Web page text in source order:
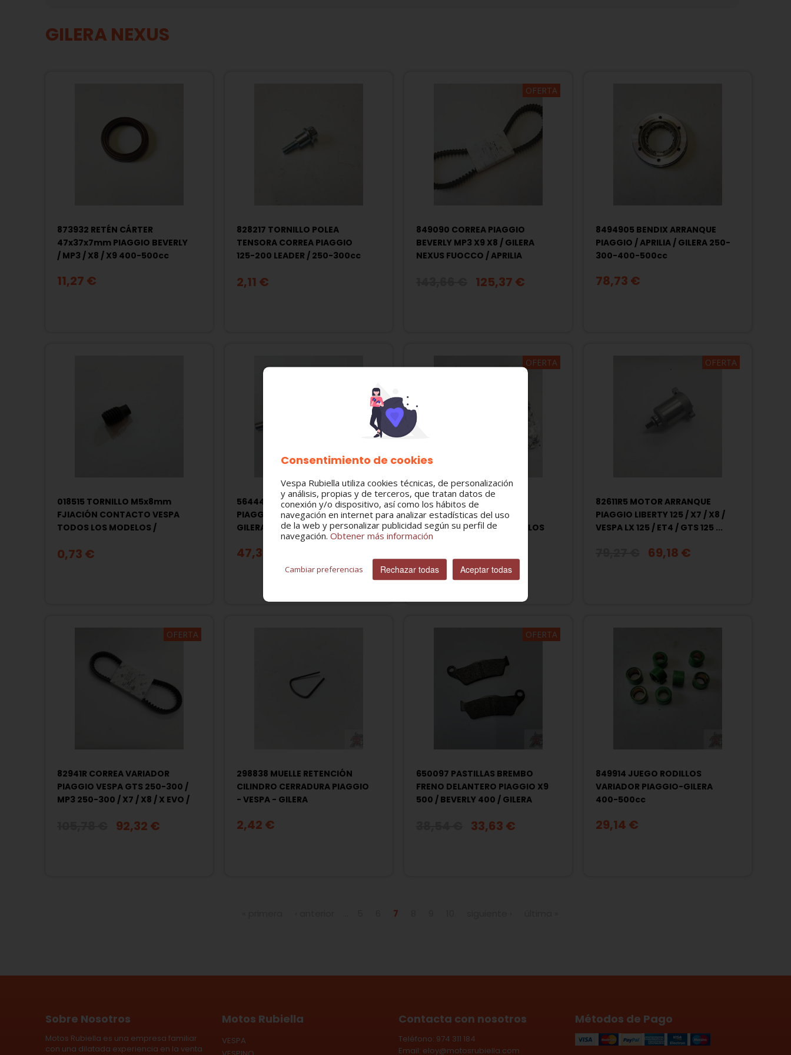
GILERA NEXUS
873932 RETÉN CÁRTER
47x37x7mm PIAGGIO BEVERLY
/ MP3 / X8 / X9 400-500cc
11,27 €
828217 TORNILLO POLEA
TENSORA CORREA PIAGGIO
125-200 LEADER / 250-300cc
2,11 €
OFERTA
849090 CORREA PIAGGIO
BEVERLY MP3 X9 X8 / GILERA
NEXUS FUOCCO / APRILIA
125,37 €
8494905 BENDIX ARRANQUE
PIAGGIO / APRILIA / GILERA 250-
300-400-500cc
78,73 €
018515 TORNILLO M5x8mm
FJIACIÓN CONTACTO VESPA
TODOS LOS MODELOS /
0,73 €
564446 EJE RUEDA DELANTERA
PIAGGIO X7 / X8 / X9 / X EVO /
GILERA NEXUS
47,35 €
OFERTA
58115R RELÉ ARRANQUE-
INTERMITENTES 12V 80A
PIAGGIO MULTIPLES MODELOS
OFERTA
82611R5 MOTOR ARRANQUE
PIAGGIO LIBERTY 125 / X7 / X8 /
VESPA LX 125 / ET4 / GTS 125 ...
69,18 €
OFERTA
82941R CORREA VARIADOR
PIAGGIO VESPA GTS 250-300 /
MP3 250-300 / X7 / X8 / X EVO /
92,32 €
298838 MUELLE RETENCIÓN
CILINDRO CERRADURA PIAGGIO
- VESPA - GILERA
2,42 €
OFERTA
650097 PASTILLAS BREMBO
FRENO DELANTERO PIAGGIO X9
500 / BEVERLY 400 / GILERA
33,63 €
849914 JUEGO RODILLOS
VARIADOR PIAGGIO-GILERA
400-500cc
29,14 €
7
Sobre Nosotros
Motos Rubiella es una empresa familiar
con una dilatada experiencia en la venta
Motos Rubiella
VESPA
Contacta con nosotros
Teléfono: 974 311 184
Email: eloy@motosrubiella.com
Métodos de Pago
Consentimiento de cookies
Vespa Rubiella utiliza cookies técnicas, de personalización
y análisis, propias y de terceros, que tratan datos de
conexión y/o dispositivo, así como los hábitos de
navegación en internet para analizar estadísticas del uso
de la web y personalizar publicidad según su perfil de
navegación. Obtener más información
Cambiar preferencias Rechazar todas Aceptar todas